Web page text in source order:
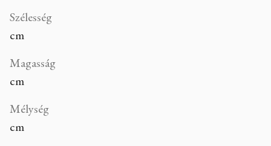
Szélesség
cm
Magasság
cm
Mélység
cm